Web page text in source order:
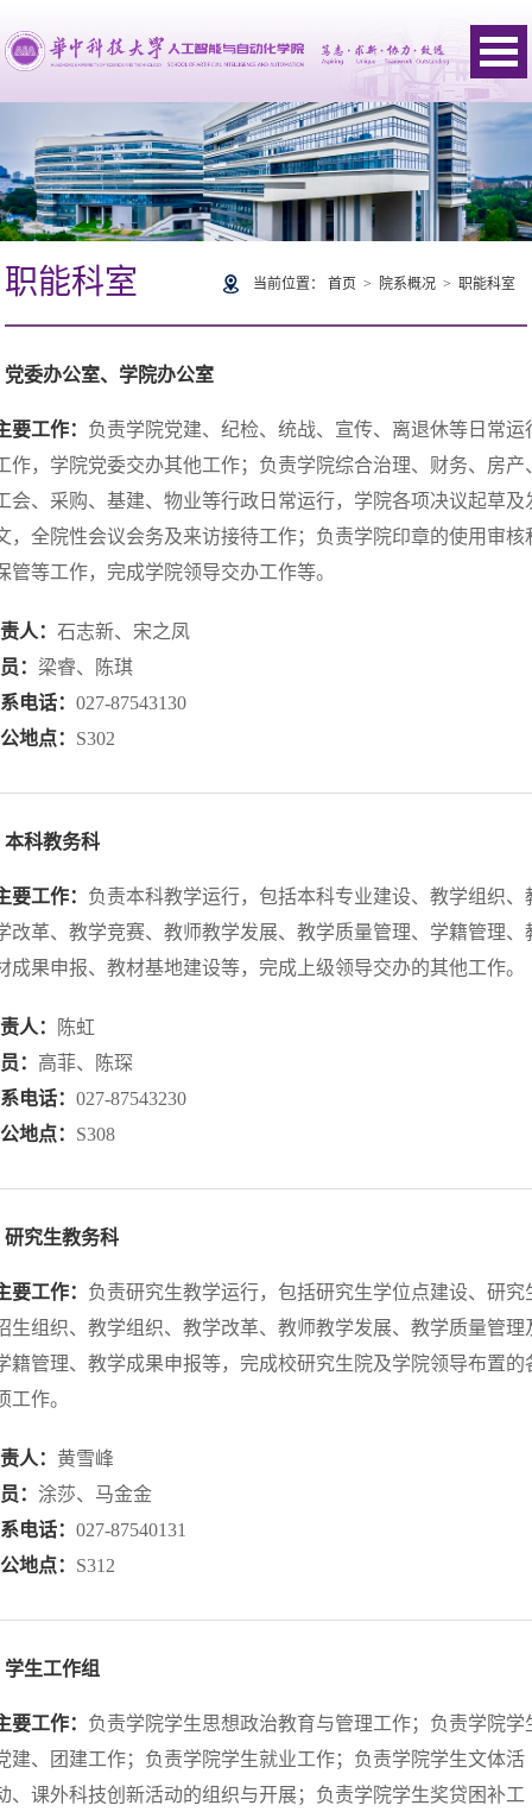
职能科室 当前位置： 首页> 院系概况> 职能科室
党委办公室、学院办公室
要工作： 负责学院党建、纪检、统战、宣传、离退休等日常运
作，学院党委交办其他工作；负责学院综合治理、财务、房产
会、采购、基建、物业等行政日常运行，学院各项决议起草及
，全院性会议会务及来访接待工作；负责学院印章的使用审核
管等工作，完成学院领导交办工作等。
人：石志新、宋之凤
： 梁睿、陈琪
电话：027-87543130
地点： S302
本科教务科
要工作： 负责本科教学运行，包括本科专业建设、教学组织、
改革、教学竞赛、教师教学发展、教学质量管理、学籍管理、
成果申报、教材基地建设等，完成上级领导交办的其他工作。
人：
陈虹
： 高菲、陈琛
电话：027-87543230
地点： S308
研究生教务科
要工作： 负责研究生教学运行，包括研究生学位点建设、研究
生组织、教学组织、教学改革、教师教学发展、教学质量管理
籍管理、教学成果申报等，完成校研究生院及学院领导布置的
工作。
人： 黄雪峰
：涂莎、马金金
电话：027-87540131
地点： S312
学生工作组
要工作： 负责学院学生思想政治教育与管理工作；负责学院学
建、团建工作；负责学院学生就业工作；负责学院学生文体活
、课外科技创新活动的组织与开展；负责学院学生奖贷困补工